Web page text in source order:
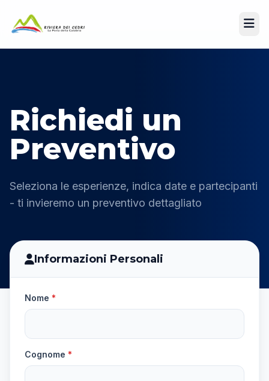
Richiedi un
Preventivo
Seleziona le esperienze, indica date e partecipanti
- ti invieremo un preventivo dettagliato
Informazioni Personali
Nome *
Cognome *